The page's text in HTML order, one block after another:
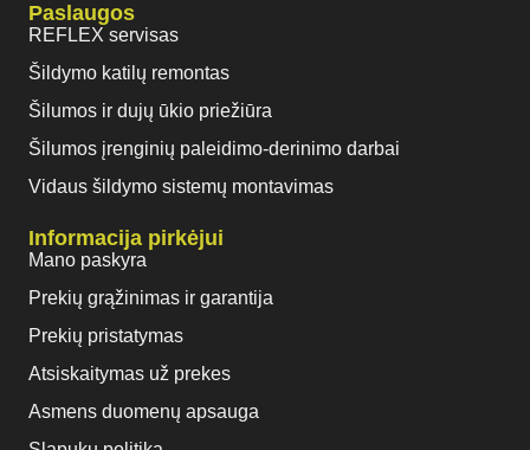
Paslaugos
REFLEX servisas
Šildymo katilų remontas
Šilumos ir dujų ūkio priežiūra
Šilumos įrenginių paleidimo-derinimo darbai
Vidaus šildymo sistemų montavimas
Informacija pirkėjui
Mano paskyra
Prekių grąžinimas ir garantija
Prekių pristatymas
Atsiskaitymas už prekes
Asmens duomenų apsauga